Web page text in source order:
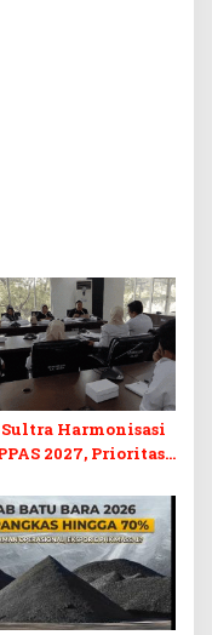
Sultra Harmonisasi
2027, Prioritas
Utang